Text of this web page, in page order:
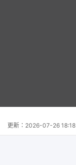
更新： 2026-07-26 18:18